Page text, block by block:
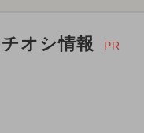
オシ情報 PR